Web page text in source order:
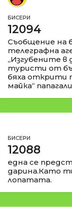
БИСЕРИ
12094
Съобщение на
телеграфна
„Изгубените в
туристи от
бяха открити
майка“
БИСЕРИ
12088
една се
дарина.Като
лопатата.